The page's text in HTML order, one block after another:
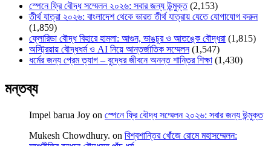
স্পেনে ফ্রি বৌদ্ধ সম্মেলন ২০২৬: সবার জন্য উন্মুক্ত (2,153)
তীর্থ যাত্রা ২০২৬: বাংলাদেশ থেকে ভারত তীর্থ যাত্রায় যেতে যোগাযোগ করুন
(1,859)
ফ্লোরিডা বৌদ্ধ বিহারে হামলা: আগুন, ভাঙচুর ও আতঙ্কে বৌদ্ধরা (1,815)
অস্ট্রিয়ায় বৌদ্ধধর্ম ও AI নিয়ে আন্তর্জাতিক সম্মেলন (1,547)
ধর্মের জন্য প্রেম ত্যাগ – বুদ্ধের জীবনে অনন্ত শান্তির শিক্ষা (1,430)
মন্তব্য
Impel barua Joy on স্পেনে ফ্রি বৌদ্ধ সম্মেলন ২০২৬: সবার জন্য উন্মুক্ত
Mukesh Chowdhury. on বিশ্বশান্তির খোঁজে রোমে মহাসম্মেলন: